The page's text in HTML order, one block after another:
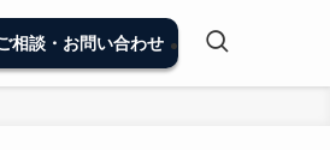
相談・お問い合わせ